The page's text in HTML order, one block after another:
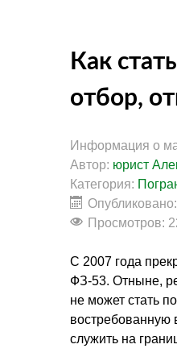
Как
отбор,
Информация о
Автор: юрист
Категория:
Просмотров:
С 2007 года
ФЗ-53. Отныне,
не может стать
служить на